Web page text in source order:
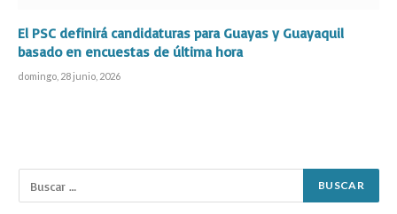
El PSC definirá candidaturas para Guayas y Guayaquil
basado en encuestas de última hora
domingo, 28 junio, 2026